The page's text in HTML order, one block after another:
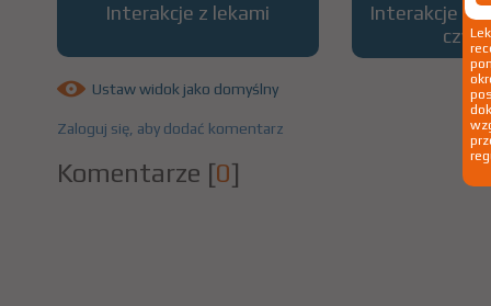
Interakcje z lekami
Interakcje z
Ustaw widok jako domyślny
Zaloguj się, aby dodać komentarz
Komentarze [0]